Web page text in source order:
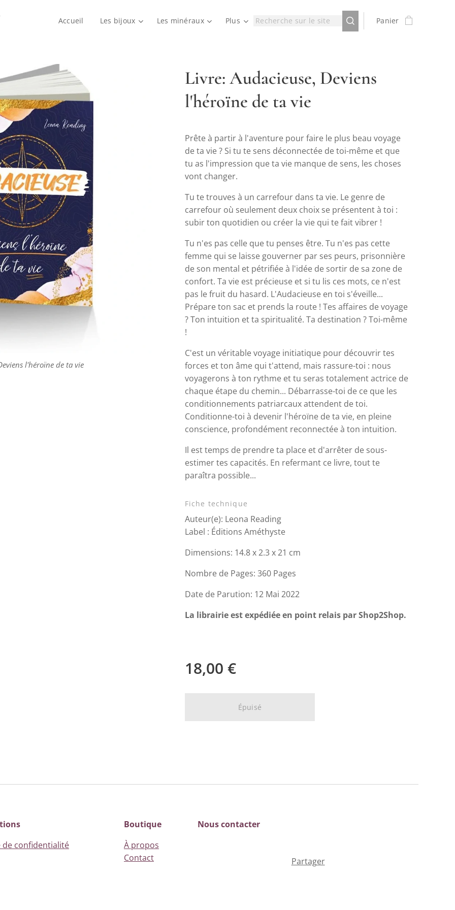
Accueil Les bijoux Les minéraux Plus Panier
Livre: Audacieuse, Deviens
l'héroïne de ta vie
l'héroïne de ta vie
l'héroïne de ta vie
l'héroïne de ta vie
l'héroïne de ta vie
Prête à partir à l'aventure pour faire le plus beau voyage
de ta vie ? Si tu te sens déconnectée de toi-même et que
tu as l'impression que ta vie manque de sens, les choses
vont changer.
Tu te trouves à un carrefour dans ta vie. Le genre de
carrefour où seulement deux choix se présentent à toi :
subir ton quotidien ou créer la vie qui te fait vibrer !
Tu n'es pas celle que tu penses être. Tu n'es pas cette
femme qui se laisse gouverner par ses peurs, prisonnière
de son mental et pétrifiée à l'idée de sortir de sa zone de
confort. Ta vie est précieuse et si tu lis ces mots, ce n'est
pas le fruit du hasard. L'Audacieuse en toi s'éveille...
Prépare ton sac et prends la route ! Tes affaires de voyage
? Ton intuition et ta spiritualité. Ta destination ? Toi-même
!
C'est un véritable voyage initiatique pour découvrir tes
forces et ton âme qui t'attend, mais rassure-toi : nous
voyagerons à ton rythme et tu seras totalement actrice de
chaque étape du chemin... Débarrasse-toi de ce que les
conditionnements patriarcaux attendent de toi.
Conditionne-toi à devenir l'héroïne de ta vie, en pleine
conscience, profondément reconnectée à ton intuition.
Il est temps de prendre ta place et d'arrêter de sous-
estimer tes capacités. En refermant ce livre, tout te
paraîtra possible...
Fiche technique
Auteur(e): Leona Reading
Label : Éditions Améthyste
Dimensions: 14.8 x 2.3 x 21 cm
Nombre de Pages: 360 Pages
Date de Parution: 12 Mai 2022
La librairie est expédiée en point relais par Shop2Shop.
18,00 €
Épuisé
de confidentialité
Boutique
À propos
Contact
Nous contacter
Partager